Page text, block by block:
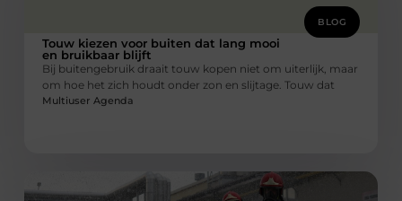
BLOG
Touw kiezen voor buiten dat lang mooi
en bruikbaar blijft
Bij buitengebruik draait touw kopen niet om uiterlijk, maar
om hoe het zich houdt onder zon en slijtage. Touw dat
Multiuser Agenda